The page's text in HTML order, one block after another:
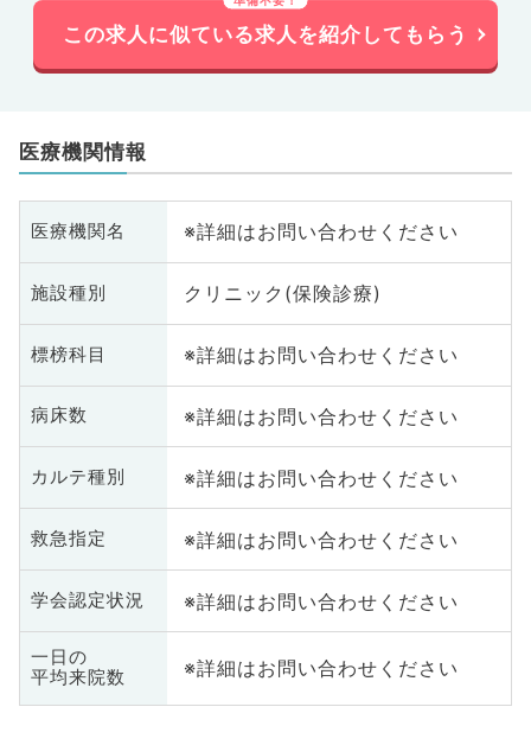
この求人に似ている求人を紹介してもらう
医療機関情報
医療機関名 ※詳細はお問い合わせください
施設種別 クリニック(保険診療)
標榜科目 ※詳細はお問い合わせください
病床数 ※詳細はお問い合わせください
カルテ種別 ※詳細はお問い合わせください
救急指定 ※詳細はお問い合わせください
学会認定状況 ※詳細はお問い合わせください
一日の
平均来院数
※詳細はお問い合わせください